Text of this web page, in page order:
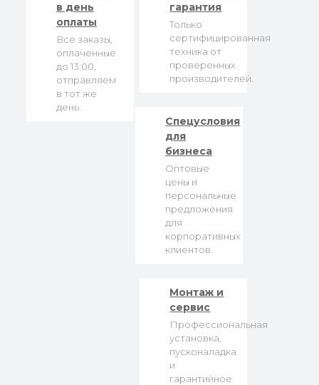
в день
оплаты
Все заказы,
оплаченные
до 13:00,
отправляем
в тот же
день.
гарантия
Только
сертифицированная
техника от
проверенных
производителей.
Спецусловия
для
бизнеса
Оптовые
цены и
персональные
предложения
для
корпоративных
клиентов.
Монтаж и
сервис
Профессиональная
установка,
пусконаладка
и
гарантийное